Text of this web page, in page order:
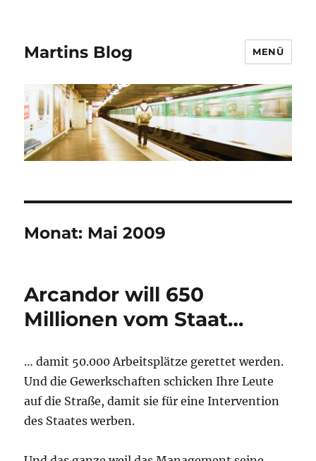
Martins Blog MENÜ
Monat: Mai 2009
Arcandor will 650
Millionen vom Staat…
… damit 50.000 Arbeitsplätze gerettet werden.
Und die Gewerkschaften schicken Ihre Leute
auf die Straße, damit sie für eine Intervention
des Staates werben.